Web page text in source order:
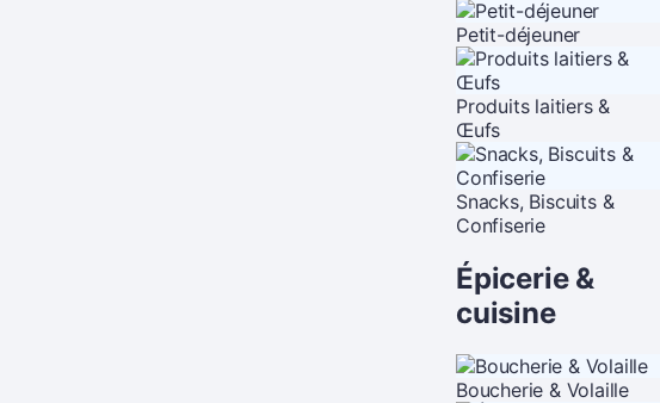
Petit-déjeuner
Produits laitiers &
Œufs
Snacks, Biscuits &
Confiserie
Épicerie &
cuisine
Boucherie & Volaille